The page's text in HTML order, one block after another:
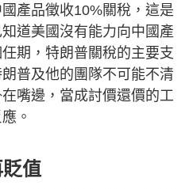
產品徵收10%關稅，這是
道美國沒有能力向中國產
期，特朗普關稅的主要支
普及他的團隊不可能不清
嘴邊，當成討價還價的工
。
值